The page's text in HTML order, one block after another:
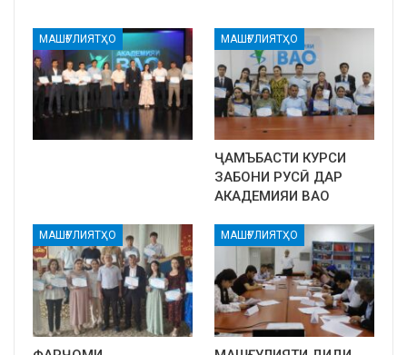
МАШҒУЛИЯТҲО МАШҒУЛИЯТҲО
ҶАМЪБАСТИ КУРСИ
ЗАБОНИ РУСӢ ДАР
АКАДЕМИЯИ ВАО
МАШҒУЛИЯТҲО МАШҒУЛИЯТҲО